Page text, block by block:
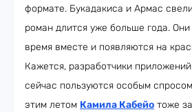
формате. Букадакиса и Армас
роман длится уже больше года. Они
время вместе и появляются на
Кажется, разработчики
сейчас пользуются особым
этим летом Камила Кабейо тоже